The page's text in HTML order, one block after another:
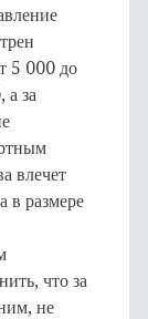
5 000 до
за
влечет
в размере
что за
не